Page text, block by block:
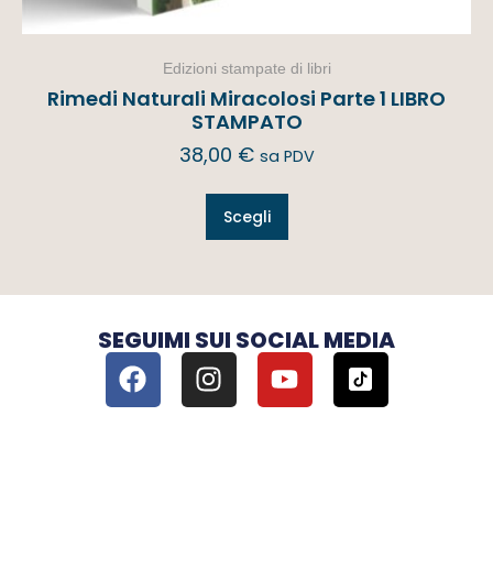
Edizioni stampate di libri
Rimedi Naturali Miracolosi Parte 1 LIBRO
STAMPATO
38,00 € sa PDV
Scegli
SEGUIMI SUI SOCIAL MEDIA